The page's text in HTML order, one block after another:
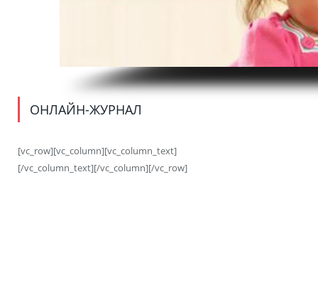
ОНЛАЙН-ЖУРНАЛ
[vc_row][vc_column][vc_column_text]
[/vc_column_text][/vc_column][/vc_row]